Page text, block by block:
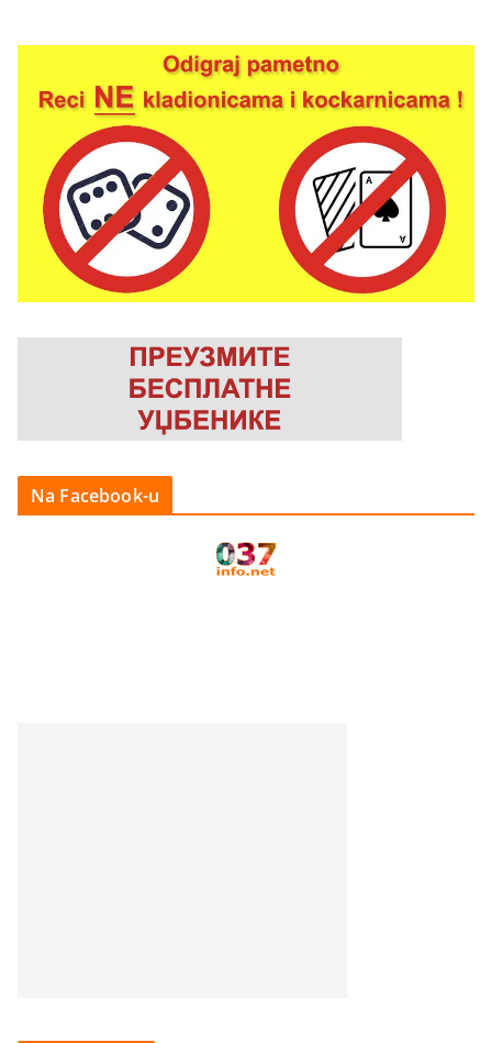
Na Facebook-u